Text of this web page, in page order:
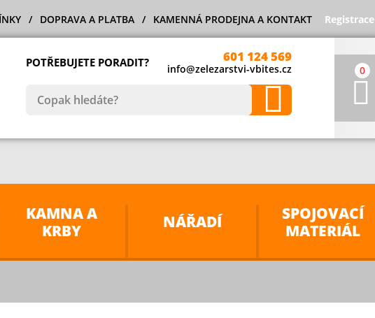
DOPRAVA A PLATBA KAMENNÁ PRODEJNA A KONTAKT Registrace
POTŘEBUJETE PORADIT? 601 124 569
info@zelezarstvi-vbites.cz 0
KAMNA A
KRBY
NÁŘADÍ
SPOJOVACÍ
MATERIÁL